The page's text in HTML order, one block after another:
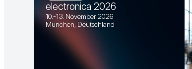
electronica 2026
10.-13. November 2026
München, Deutschland